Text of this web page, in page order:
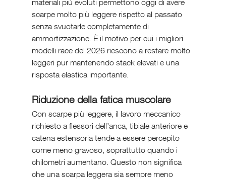
scarpe molto più leggere rispetto al passato
senza svuotarle completamente di
ammortizzazione. È il motivo per cui i migliori
modelli race del 2026 riescono a restare molto
leggeri pur mantenendo stack elevati e una
risposta elastica importante.
Riduzione della fatica muscolare
Con scarpe più leggere, il lavoro meccanico
richiesto a flessori dell’anca, tibiale anteriore e
catena estensoria tende a essere percepito
come meno gravoso, soprattutto quando i
chilometri aumentano. Questo non significa
che una scarpa leggera sia sempre meno